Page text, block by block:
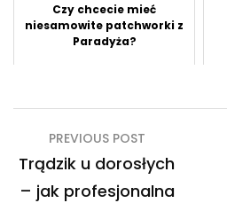
Czy chcecie mieć
niesamowite patchworki z
Paradyża?
Nawigacja
wpisu
PREVIOUS POST
Trądzik u dorosłych
– jak profesjonalna